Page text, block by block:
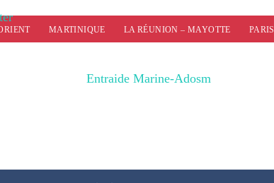
MARTINIQUE LA RÉUNION – MAYOTTE PARIS